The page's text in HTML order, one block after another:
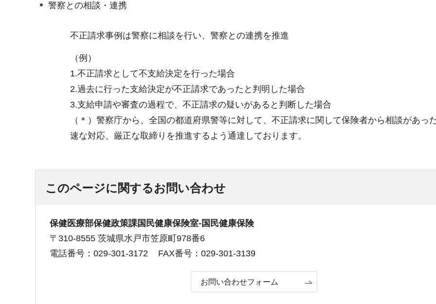
警察との相談・連携
不正請求事例は警察に相談を行い、警察との連携を推進
（例）
1.不正請求として不支給決定を行った場合
2.過去に行った支給決定が不正請求であったと判明した場合
3.支給申請や審査の過程で、不正請求の疑いがあると判断した場合
（＊）警察庁から、全国の都道府県警等に対して、不正請求に関して保険者から相談があっ
速な対応、厳正な取締りを推進するよう通達しております。
このページに関するお問い合わせ
保健医療部保健政策課国民健康保険室-国民健康保険
〒310-8555 茨城県水戸市笠原町978番6
電話番号：029-301-3172
FAX番号：029-301-3139
お問い合わせフォーム